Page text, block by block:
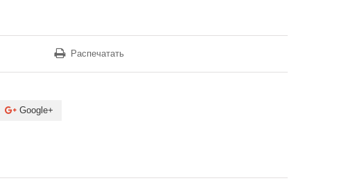
Распечатать
Google+